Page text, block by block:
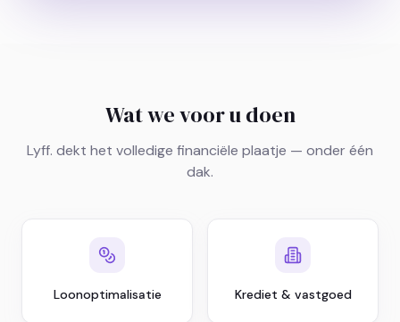
Wat we voor u doen
Lyff. dekt het volledige financiële plaatje — onder één
dak.
Loonoptimalisatie Krediet & vastgoed